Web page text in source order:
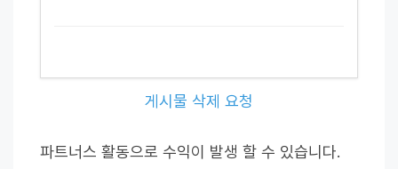
게시물 삭제 요청
파트너스 활동으로 수익이 발생 할 수 있습니다.